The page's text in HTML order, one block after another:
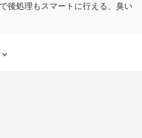
後処理もスマートに行える、臭い